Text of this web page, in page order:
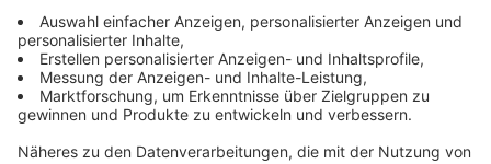
informieren dich.
Zum Newsletter anmelden